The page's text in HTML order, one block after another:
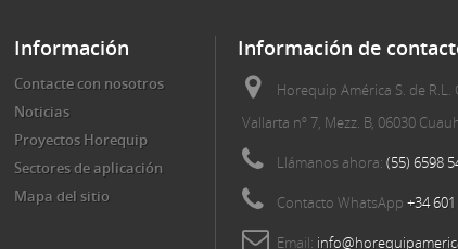
Información
Contacte con nosotros
Noticias
Proyectos Horequip
Sectores de aplicación
Mapa del sitio
Información de
Horequip América S. de R.L.
Vallarta nº 7, Mezz. B, 06030
Llámanos ahora: (55) 6598
Contacto WhatsApp +34
Email: